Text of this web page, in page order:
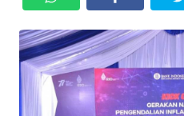
PERISTIWA
TOKOH